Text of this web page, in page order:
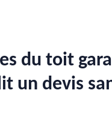
du toit
un devis